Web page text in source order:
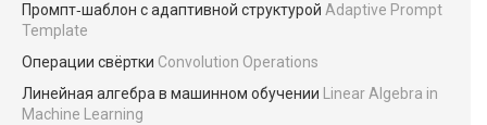
Промпт‑шаблон с адаптивной структурой Adaptive Prompt
Template
Операции свёртки Convolution Operations
Линейная алгебра в машинном обучении
Linear Algebra in
Machine Learning